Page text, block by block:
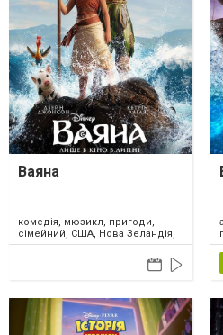
Ваяна
комедія, мюзикл, пригоди,
сімейний, США, Нова Зеландія,
2026